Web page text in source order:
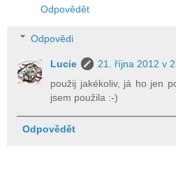
Odpovědět
Odpovědi
Lucie
21. října 2012 v
použij jakékoliv, já ho jen
jsem použila :-)
Odpovědět